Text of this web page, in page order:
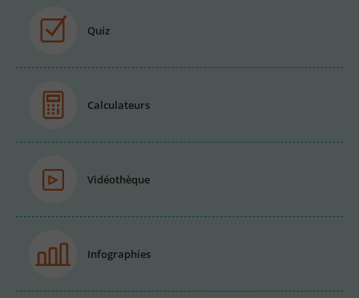
Quiz
Calculateurs
Vidéothèque
Infographies